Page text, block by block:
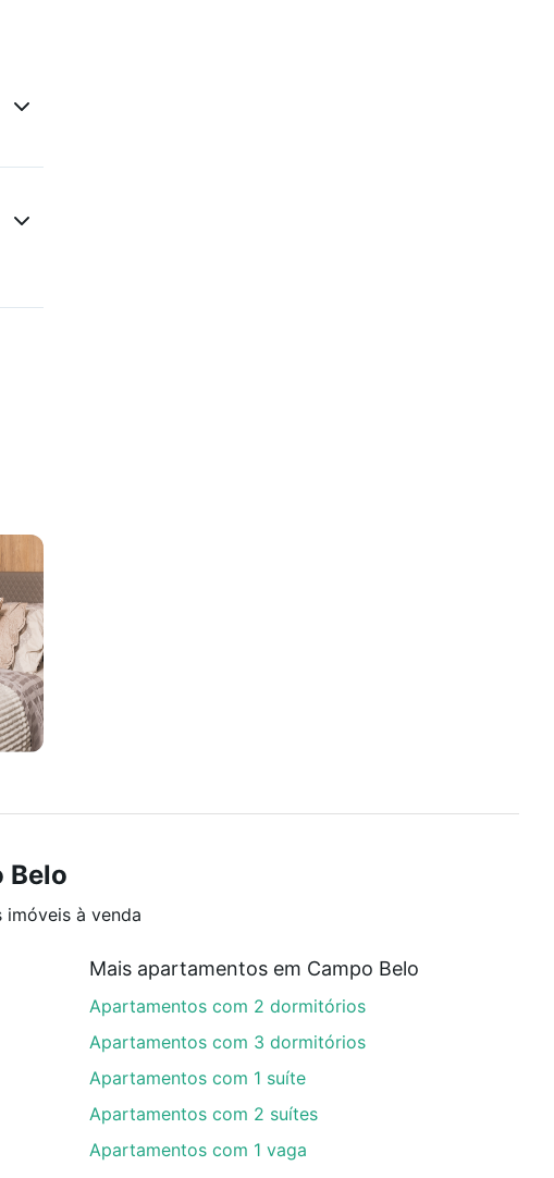
Belo
à venda
Mais apartamentos em Campo Belo
Apartamentos com 2 dormitórios
Apartamentos com 3 dormitórios
Apartamentos com 1 suíte
Apartamentos com 2 suítes
Apartamentos com 1 vaga